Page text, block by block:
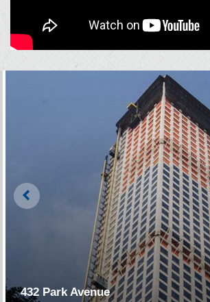
432 Park Avenue
Left